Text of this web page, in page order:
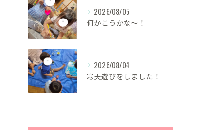
2026/08/05
何かこうかな〜！
2026/08/04
寒天遊びをしました！